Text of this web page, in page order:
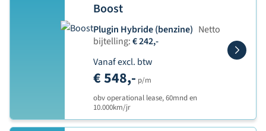
Boost
Plugin Hybride (benzine) Netto
bijtelling:€ 242,-
Vanaf excl. btw
€ 548,- p/m
obv operational lease, 60mnd en
10.000km/jr